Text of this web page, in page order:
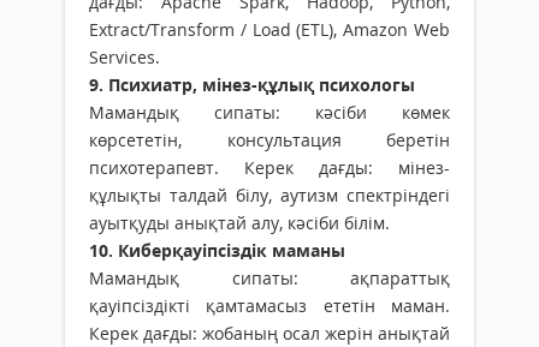
Extract/Transform / Load (ETL), Amazon Web
Services.
9. Психиатр, мінез-құлық психологы
Мамандық сипаты: кәсіби көмек
көрсететін, консультация беретін
психотерапевт. Керек дағды: мінез-
құлықты талдай білу, аутизм спектріндегі
ауытқуды анықтай алу, кәсіби білім.
10. Киберқауіпсіздік маманы
Мамандық сипаты: ақпараттық
қауіпсіздікті қамтамасыз ететін маман.
Керек дағды: жобаның осал жерін анықтай